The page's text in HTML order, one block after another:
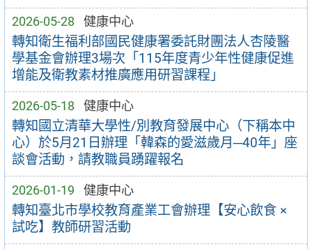
2026-05-28 健康中心
轉知衛生福利部國民健康署委託財團法人杏陵醫
學基金會辦理3場次「115年度青少年性健康促進
增能及衛教素材推廣應用研習課程」
2026-05-18 健康中心
轉知國立清華大學性/別教育發展中心（下稱本中
心）於5月21日辦理「韓森的愛滋歲月─40年」座
談會活動，請教職員踴躍報名
2026-01-19 健康中心
轉知臺北市學校教育產業工會辦理【安心飲食 ×
試吃】教師研習活動